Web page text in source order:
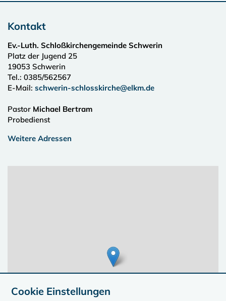
Kontakt
Ev.-Luth. Schloßkirchengemeinde Schwerin
Platz der Jugend 25
19053 Schwerin
Tel.: 0385/562567
E-Mail: schwerin-schlosskirche@elkm.de
Pastor Michael Bertram
Probedienst
Weitere Adressen
Cookie Einstellungen